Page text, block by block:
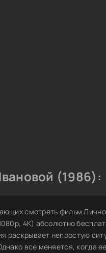
(1986):
смотреть фильм
4K) абсолютно
раскрывает непростую
все меняется, когда